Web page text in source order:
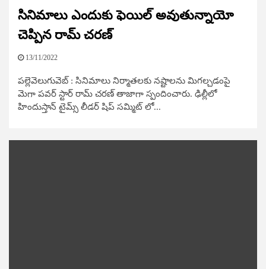
సినిమాలు ఎందుకు ఫెయిల్ అవుతున్నాయో
చెప్పిన రామ్ చరణ్​
13/11/2022
పల్లెవెలుగువెబ్ : సినిమాలు నిర్మాతలకు నష్టాలను మిగల్చడంపై
మెగా పవర్ స్టార్ రామ్ చరణ్ తాజాగా స్పందించారు. ఢిల్లీలో
హిందుస్తాన్ టైమ్స్ లీడర్ షిప్ సమ్మిట్ లో...